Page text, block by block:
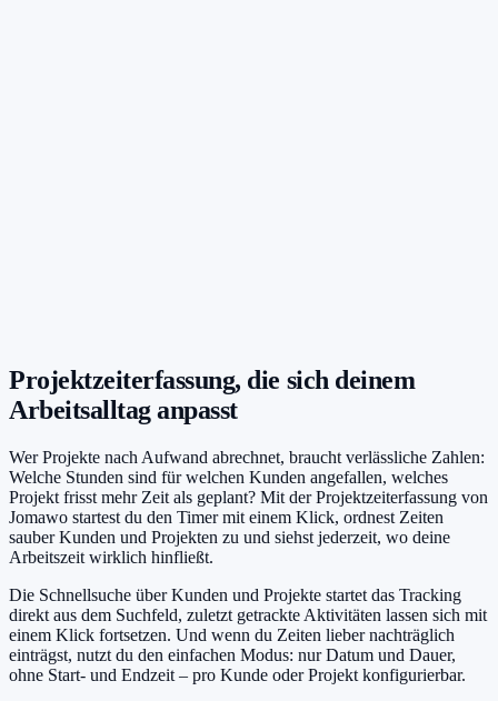
Projektzeiterfassung, die sich deinem
Arbeitsalltag anpasst
Wer Projekte nach Aufwand abrechnet, braucht verlässliche Zahlen:
Welche Stunden sind für welchen Kunden angefallen, welches
Projekt frisst mehr Zeit als geplant? Mit der Projektzeiterfassung von
Jomawo startest du den Timer mit einem Klick, ordnest Zeiten
sauber Kunden und Projekten zu und siehst jederzeit, wo deine
Arbeitszeit wirklich hinfließt.
Die Schnellsuche über Kunden und Projekte startet das Tracking
direkt aus dem Suchfeld, zuletzt getrackte Aktivitäten lassen sich mit
einem Klick fortsetzen. Und wenn du Zeiten lieber nachträglich
einträgst, nutzt du den einfachen Modus: nur Datum und Dauer,
ohne Start- und Endzeit – pro Kunde oder Projekt konfigurierbar.